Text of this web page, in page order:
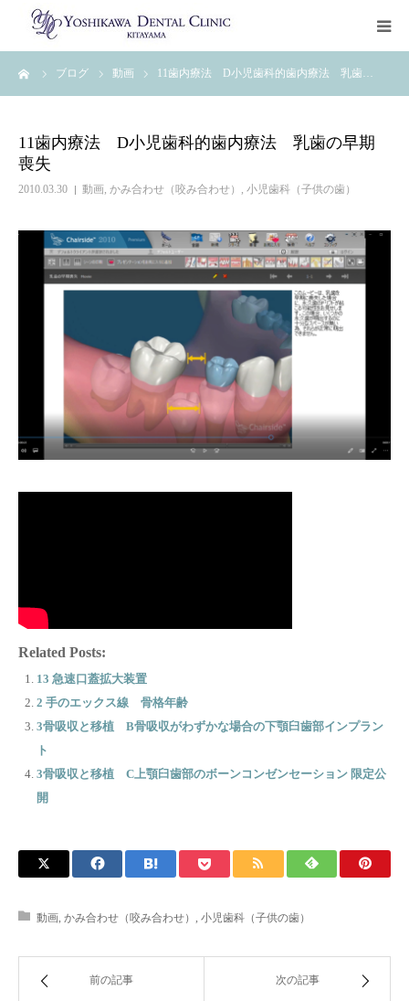
ブログ 動画 11歯内療法 D小児歯科的歯内療法 乳歯…
11歯内療法 D小児歯科的歯内療法 乳歯の早期
喪失
2010.03.30 動画, かみ合わせ（咬み合わせ） , 小児歯科（子供の歯）
Related Posts:
13 急速口蓋拡大装置
2 手のエックス線 骨格年齢
3骨吸収と移植 B骨吸収がわずかな場合の下顎臼歯部インプラン
ト
3骨吸収と移植 C上顎臼歯部のボーンコンゼンセーション 限定公
開
動画 かみ合わせ（咬み合わせ） 小児歯科（子供の歯）
前の記事 次の記事
トップページ
診療科目
クリニック案内
ご予約・お問い合わせ
治療ブログ
初診カウンセリングお申込み